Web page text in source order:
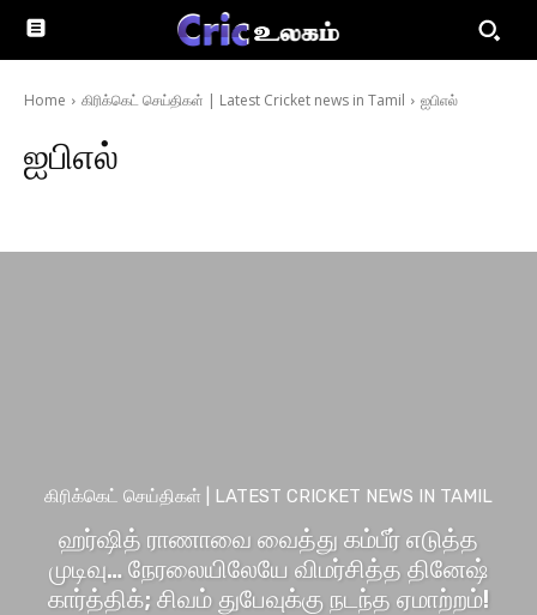
Home கிரிக்கெட் செய்திகள் | Latest Cricket news in Tamil ஐபிஎல்
ஐபிஎல்
கிரிக்கெட் செய்திகள் | LATEST CRICKET NEWS IN TAMIL
ஹர்ஷித் ராணாவை வைத்து கம்பீர் எடுத்த
முடிவு… நேரலையிலேயே விமர்சித்த தினேஷ்
கார்த்திக்; சிவம் துபேவுக்கு நடந்த ஏமாற்றம்!